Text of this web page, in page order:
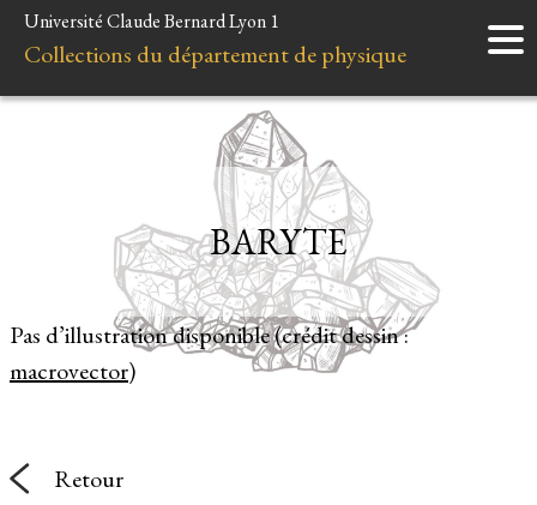
Accueil
Instruments
Liens et ressources
Université Claude Bernard Lyon 1
Collections du département de physique
Pas d’illustration disponible (crédit dessin :
macrovector)
BARYTE
Retour